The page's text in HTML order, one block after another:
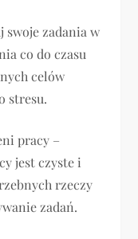
swoje zadania w
co do czasu
celów
stresu.
pracy –
jest czyste i
rzeczy
zadań.